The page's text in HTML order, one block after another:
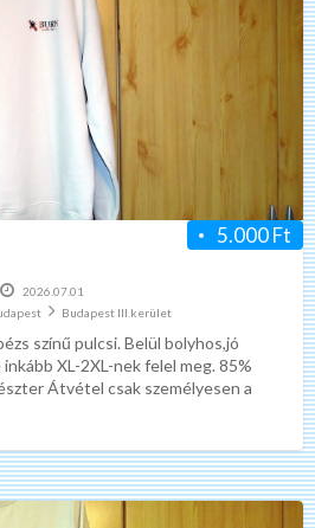
5.000 Ft
2026.07.01
Budapest III.kerület
színű pulcsi. Belül bolyhos,jó
XL-2XL-nek felel meg. 85%
Átvétel csak személyesen a